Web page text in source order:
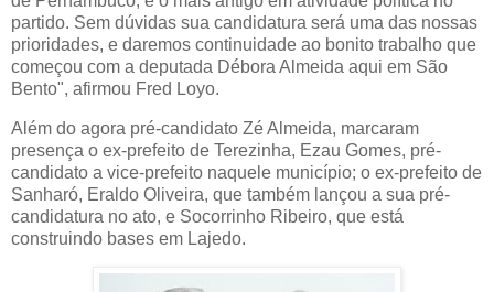
partido. Sem dúvidas sua candidatura será uma das nossas
prioridades, e daremos continuidade ao bonito trabalho que
começou com a deputada Débora Almeida aqui em São
Bento", afirmou Fred Loyo.
Além do agora pré-candidato Zé Almeida, marcaram
presença o ex-prefeito de Terezinha, Ezau Gomes, pré-
candidato a vice-prefeito naquele município; o ex-prefeito de
Sanharó, Eraldo Oliveira, que também lançou a sua pré-
candidatura no ato, e Socorrinho Ribeiro, que está
construindo bases em Lajedo.